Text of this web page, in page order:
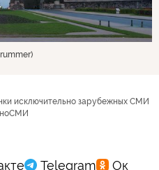
исключительно зарубежных СМИ